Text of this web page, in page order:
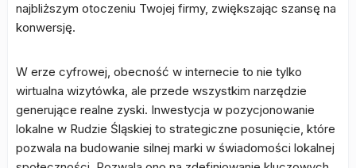
najbliższym otoczeniu Twojej firmy, zwiększając szansę na
konwersję.
W erze cyfrowej, obecność w internecie to nie tylko
wirtualna wizytówka, ale przede wszystkim narzędzie
generujące realne zyski. Inwestycja w pozycjonowanie
lokalne w Rudzie Śląskiej to strategiczne posunięcie, które
pozwala na budowanie silnej marki w świadomości lokalnej